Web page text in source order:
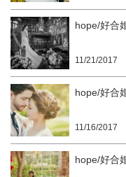
hope/好合
11/21/2017
hope/好合
11/16/2017
hope/好合